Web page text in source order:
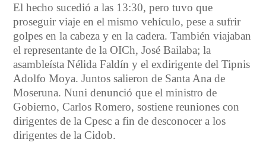
El hecho sucedió a las 13:30, pero tuvo que
proseguir viaje en el mismo vehículo, pese a sufrir
golpes en la cabeza y en la cadera. También viajaban
el representante de la OICh, José Bailaba; la
asambleísta Nélida Faldín y el exdirigente del Tipnis
Adolfo Moya. Juntos salieron de Santa Ana de
Moseruna. Nuni denunció que el ministro de
Gobierno, Carlos Romero, sostiene reuniones con
dirigentes de la Cpesc a fin de desconocer a los
dirigentes de la Cidob.